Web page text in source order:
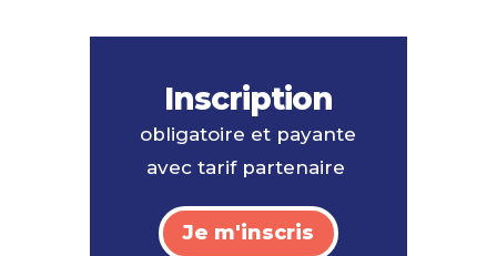
Inscription
obligatoire et payante
avec tarif partenaire
Je m'inscris